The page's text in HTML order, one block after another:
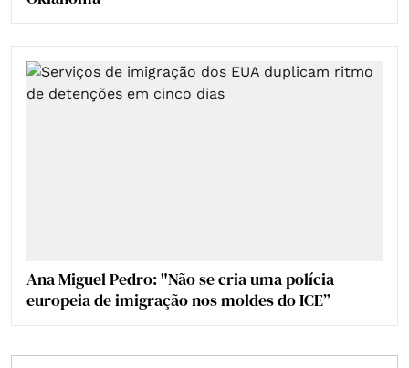
Ana Miguel Pedro: "Não se cria uma polícia
europeia de imigração nos moldes do ICE”